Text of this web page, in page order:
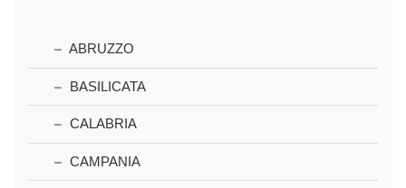
ABRUZZO
BASILICATA
CALABRIA
CAMPANIA